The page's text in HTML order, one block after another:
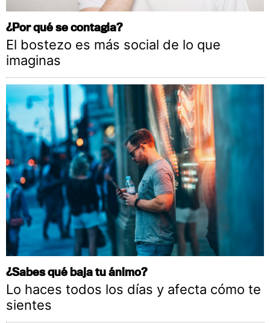
¿Por qué se contagia?
El bostezo es más social de lo que
imaginas
¿Sabes qué baja tu ánimo?
Lo haces todos los días y afecta cómo te
sientes